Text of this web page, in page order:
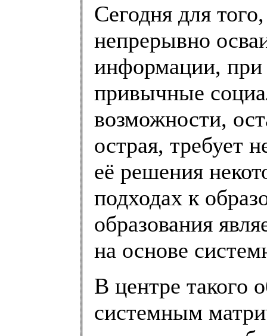
Сегодня для
непрерывно
информации, при
привычные
возможности,
острая, требует
её решения
подходах к
образования
на основе
В центре такого
системным